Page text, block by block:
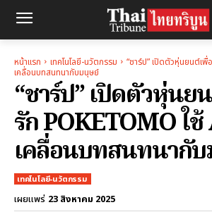
หน้าแรก เทคโนโลยี-นวัตกรรม
“ชาร์ป” เปิดตัวหุ่นยนต์เ
เคลื่อนบทสนทนากับมนุษย์
“ชาร์ป” เปิดตัวหุ่นย
รัก POKETOMO ใ
เคลื่อนบทสนทนากั
เทคโนโลยี-นวัตกรรม
เผยแพร่ 23 สิงหาคม 2025